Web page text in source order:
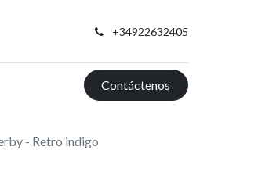
+34922632405
Contáctenos
- Retro indigo